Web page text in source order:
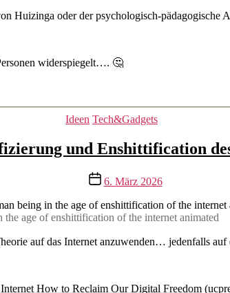
Huizinga oder der psychologisch-pädagogische
widerspiegelt…. 🤔
Kategorien
Ideen Tech&Gadgets
und Enshittification
Veröffentlichungsdatum
6. März 2026
age of enshittification of the internet animated
auf das Internet anzuwenden… jedenfalls
How to Reclaim Our Digital Freedom